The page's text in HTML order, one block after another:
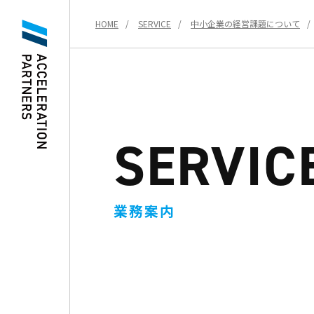
HOME SERVICE 中小企業の経営課題について
業務案内